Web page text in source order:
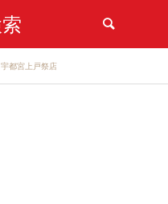
宇都宮上戸祭店